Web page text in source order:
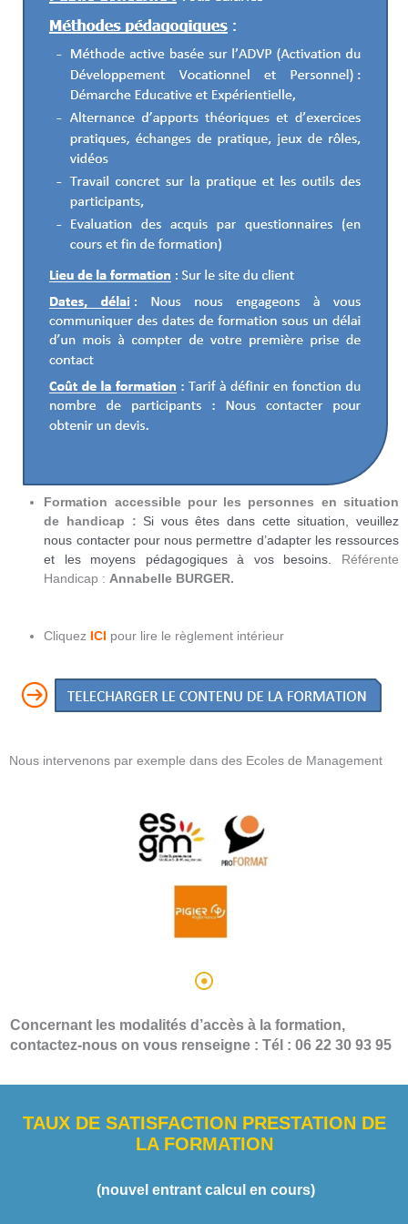
Formation accessible pour les personnes en situation
de handicap : Si vous êtes dans cette situation , veuillez
nous contacter pour nous permettre d’adapter les ressources
et les moyens pédagogiques à vos besoins. Référente
Handicap : Annabelle BURGER.
Cliquez ICI pour lire le règlement intérieur
Nous intervenons par exemple dans des Ecoles de Management
Concernant les modalités d’accès à la formation,
contactez-nous on vous renseigne : Tél : 06 22 30 93 95
TAUX DE SATISFACTION PRESTATION DE
LA FORMATION
(nouvel entrant calcul en cours)